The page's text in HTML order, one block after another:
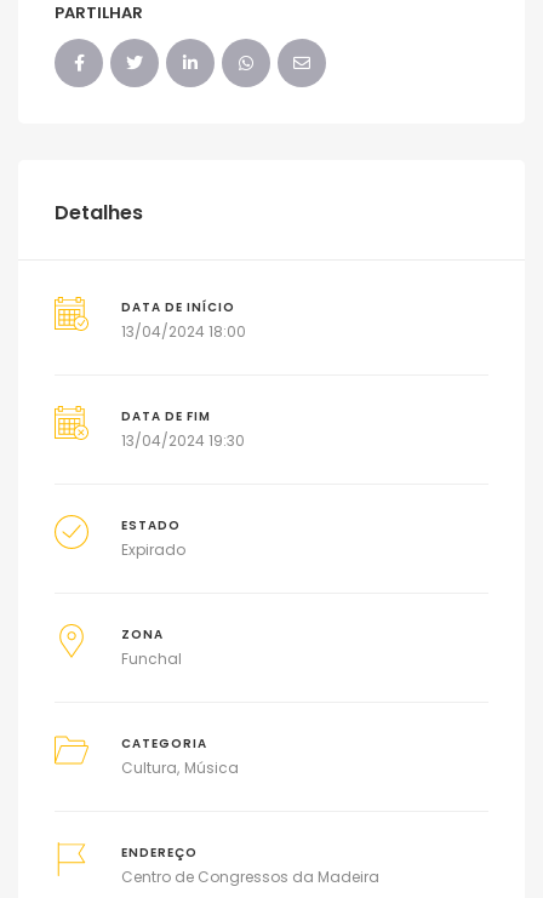
PARTILHAR
Detalhes
DATA DE INÍCIO
13/04/2024 18:00
DATA DE FIM
13/04/2024 19:30
ESTADO
Expirado
ZONA
Funchal
CATEGORIA
Cultura Música
ENDEREÇO
Centro de Congressos da Madeira